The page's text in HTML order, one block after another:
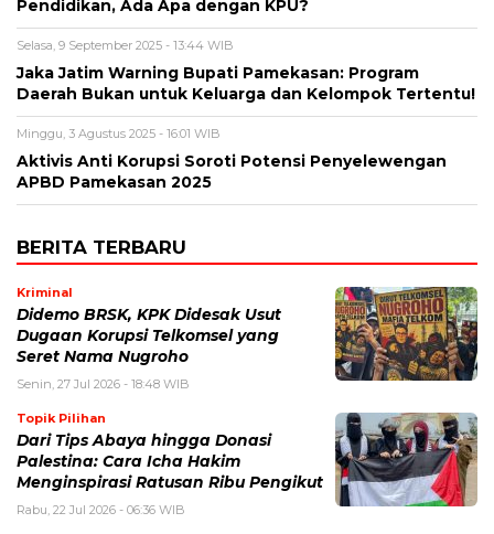
Pendidikan, Ada Apa dengan KPU?
Selasa, 9 September 2025 - 13:44 WIB
Jaka Jatim Warning Bupati Pamekasan: Program
Daerah Bukan untuk Keluarga dan Kelompok Tertentu!
Minggu, 3 Agustus 2025 - 16:01 WIB
Aktivis Anti Korupsi Soroti Potensi Penyelewengan
APBD Pamekasan 2025
BERITA TERBARU
Kriminal
Didemo BRSK, KPK Didesak Usut
Dugaan Korupsi Telkomsel yang
Seret Nama Nugroho
Senin, 27 Jul 2026 - 18:48 WIB
Topik Pilihan
Dari Tips Abaya hingga Donasi
Palestina: Cara Icha Hakim
Menginspirasi Ratusan Ribu Pengikut
Rabu, 22 Jul 2026 - 06:36 WIB